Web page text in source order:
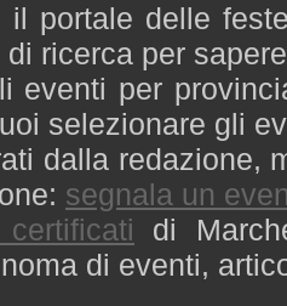
il portale delle
ricerca per
eventi per
selezionare gli
dalla redazione,
segnala un
di
di eventi,